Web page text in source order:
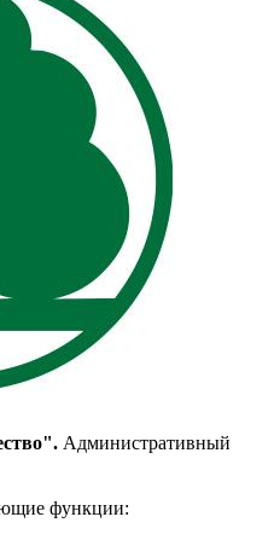
Административный
функции: